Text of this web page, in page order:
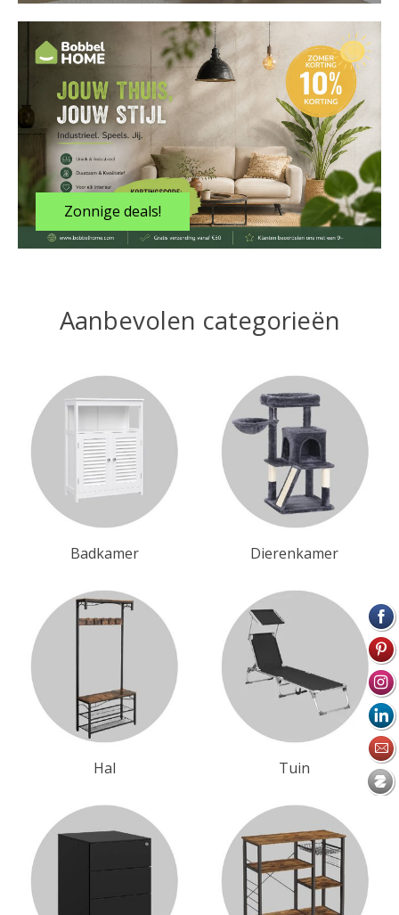
Zonnige deals!
Aanbevolen categorieën
Badkamer Dierenkamer
Hal Tuin